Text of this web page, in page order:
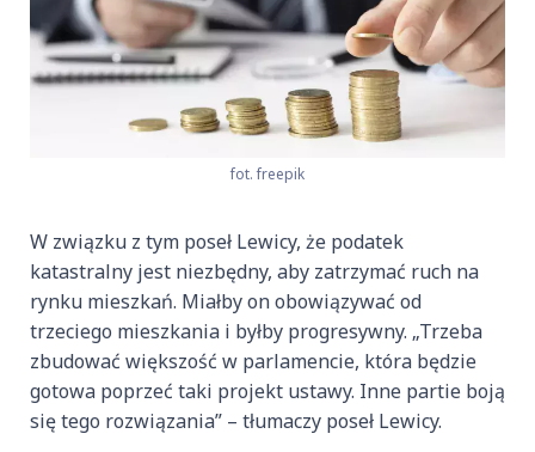
fot. freepik
W związku z tym poseł Lewicy, że podatek
katastralny jest niezbędny, aby zatrzymać ruch na
rynku mieszkań. Miałby on obowiązywać od
trzeciego mieszkania i byłby progresywny. „Trzeba
zbudować większość w parlamencie, która będzie
gotowa poprzeć taki projekt ustawy. Inne partie boją
się tego rozwiązania” – tłumaczy poseł Lewicy.